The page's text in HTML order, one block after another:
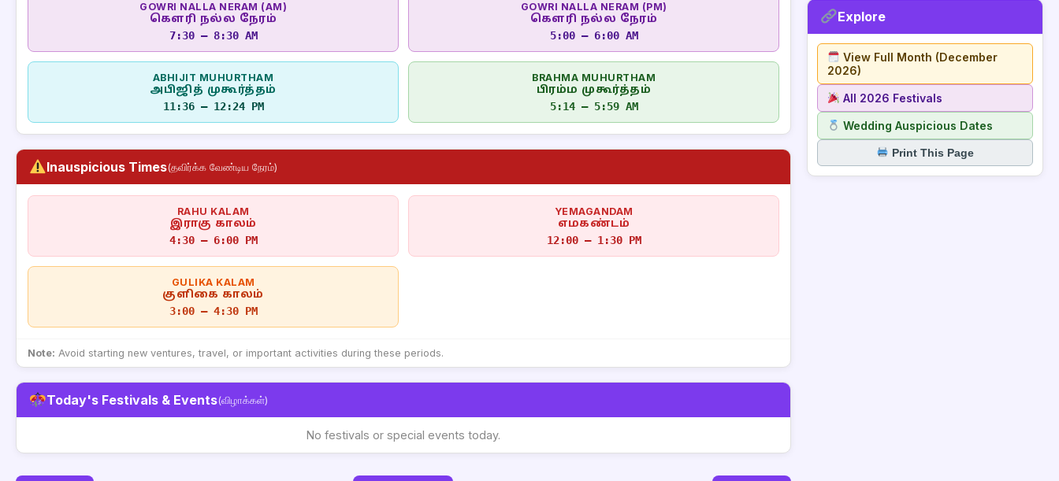
GOWRI NALLA NERAM (AM)
கௌரி நல்ல நேரம்
7:30 – 8:30 AM
GOWRI NALLA NERAM (PM)
கௌரி நல்ல நேரம்
5:00 – 6:00 AM
ABHIJIT MUHURTHAM
அபிஜித் முகூர்த்தம்
11:36 – 12:24 PM
BRAHMA MUHURTHAM
பிரம்ம முகூர்த்தம்
5:14 – 5:59 AM
Inauspicious Times(தவிர்க்க வேண்டிய நேரம்)
RAHU KALAM
இராகு காலம்
4:30 – 6:00 PM
YEMAGANDAM
எமகண்டம்
12:00 – 1:30 PM
GULIKA KALAM
குளிகை காலம்
3:00 – 4:30 PM
Note: Avoid starting new ventures, travel, or important activities during these periods.
Today's Festivals & Events(விழாக்கள்)
No festivals or special events today.
Explore
View Full Month (December
2026)
All 2026 Festivals
Wedding Auspicious Dates
Print This Page